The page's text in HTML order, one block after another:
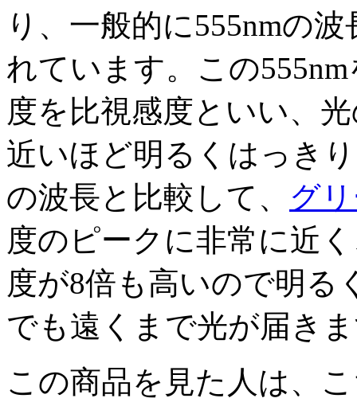
り、一般的に555nmの
れています。この
度を比視感度といい、
近いほど明るくはっき
の波長と比較して、 グ
度のピークに非常に近
度が8倍も高いので明る
でも遠くまで光が届き
この商品を見た人は、